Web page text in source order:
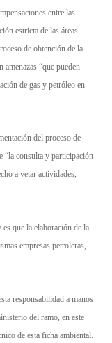
entre las
estricta de las áreas
de obtención de la
“que pueden
de gas y petróleo en
del proceso de
“la consulta y participación
a vetar actividades,
que la elaboración de la
empresas petroleras,
responsabilidad a manos
del ramo, en este
de esta ficha ambiental.